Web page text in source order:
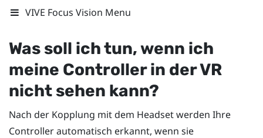
VIVE Focus Vision Menu
Was soll ich tun, wenn ich
meine Controller in der VR
nicht sehen kann?
Nach der Kopplung mit dem Headset werden Ihre
Controller automatisch erkannt, wenn sie